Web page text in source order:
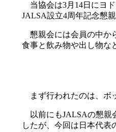
:
当協会は3月14日にヨド
JALSA設立4周年記念懇
懇親会には会員の中か
食事と飲み物や出し物な
まず行われたのは、ボ
以前にもJALSAの懇親
したが、今回は日本代表